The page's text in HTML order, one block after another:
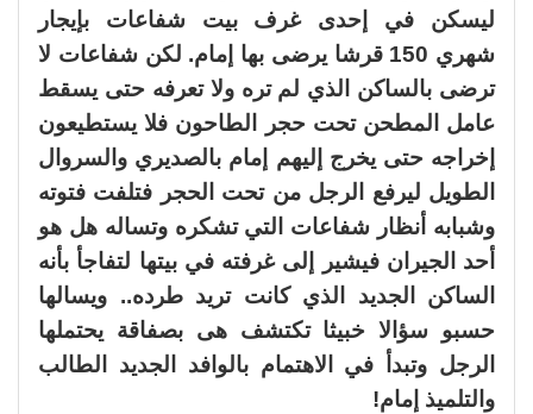
ليسكن في إحدى غرف بيت شفاعات بإيجار
شهري 150 قرشا يرضى بها إمام. لكن شفاعات لا
ترضى بالساكن الذي لم تره ولا تعرفه حتى يسقط
عامل المطحن تحت حجر الطاحون فلا يستطيعون
إخراجه حتى يخرج إليهم إمام بالصديري والسروال
الطويل ليرفع الرجل من تحت الحجر فتلفت فتوته
وشبابه أنظار شفاعات التي تشكره وتساله هل هو
أحد الجيران فيشير إلى غرفته في بيتها لتفاجأ بأنه
الساكن الجديد الذي كانت تريد طرده.. ويسالها
حسبو سؤالا خبيثا تكتشف هى بصفاقة يحتملها
الرجل وتبدأ في الاهتمام بالوافد الجديد الطالب
والتلميذ إمام!